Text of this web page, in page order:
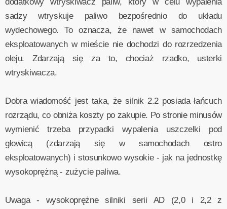
dodatkowy wtryskiwacz paliw, który w celu wypalenia
sadzy wtryskuje paliwo bezpośrednio do układu
wydechowego. To oznacza, że nawet w samochodach
eksploatowanych w mieście nie dochodzi do rozrzedzenia
oleju. Zdarzają się za to, chociaż rzadko, usterki
wtryskiwacza.
Dobra wiadomość jest taka, że silnik 2.2 posiada łańcuch
rozrządu, co obniża koszty po zakupie. Po stronie minusów
wymienić trzeba przypadki wypalenia uszczelki pod
głowicą (zdarzają się w samochodach ostro
eksploatowanych) i stosunkowo wysokie - jak na jednostkę
wysokoprężną - zużycie paliwa.
Uwaga - wysokoprężne silniki serii AD (2,0 i 2,2 z